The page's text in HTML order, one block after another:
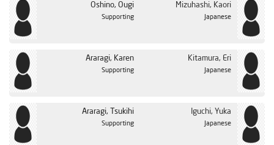
Oshino, Ougi
Supporting
Mizuhashi, Kaori
Japanese
Araragi, Karen
Supporting
Kitamura, Eri
Japanese
Araragi, Tsukihi
Supporting
Iguchi, Yuka
Japanese